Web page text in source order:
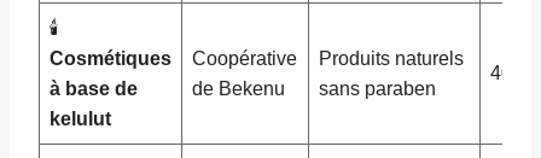
🕯️
Cosmétiques
à base de
kelulut
Coopérative
de Bekenu
Produits naturels
sans paraben
40 –